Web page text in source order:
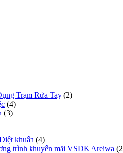
Trạm Rửa Tay (2)
(4)
(3)
khuẩn (4)
trình khuyến mãi VSDK Areiwa